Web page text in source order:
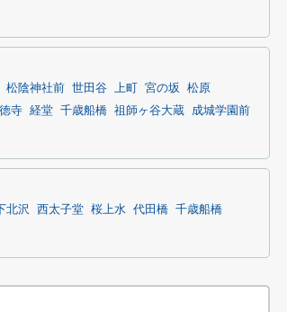
松陰神社前 世田谷 上町 宮の坂
松原
寺 経堂 千歳船橋 祖師ヶ谷大蔵
成城学園前
北沢 西太子堂 桜上水 代田橋 千歳船橋